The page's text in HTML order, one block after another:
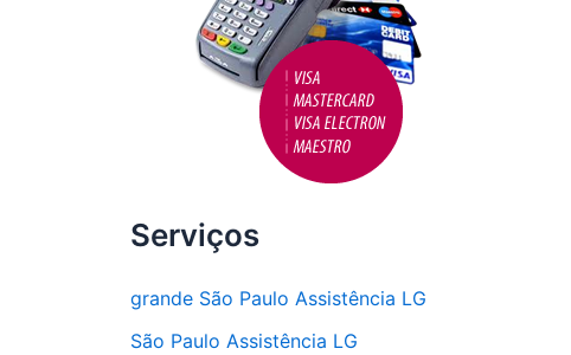
Serviços
grande São Paulo Assistência LG
São Paulo Assistência LG